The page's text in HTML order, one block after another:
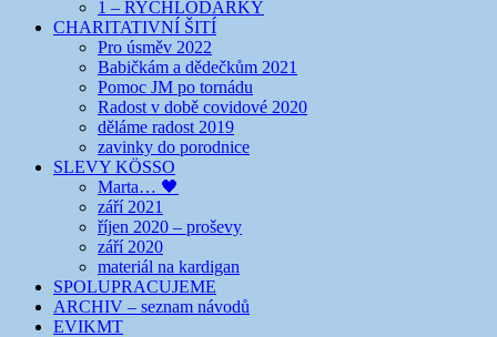
1 – RYCHLODÁRKY
CHARITATIVNÍ ŠITÍ
Pro úsměv 2022
Babičkám a dědečkům 2021
Pomoc JM po tornádu
Radost v době covidové 2020
děláme radost 2019
zavinky do porodnice
SLEVY KÖSSO
Marta… 🖤
září 2021
říjen 2020 – proševy
září 2020
materiál na kardigan
SPOLUPRACUJEME
ARCHIV – seznam návodů
EVIKMT